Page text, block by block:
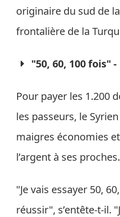
originaire du sud de
frontalière de la
"50, 60, 100 fois" -
Pour payer les 1.200
les passeurs, le
maigres économies
l’argent à ses proches.
"Je vais essayer 50,
réussir", s’entête-t-il.